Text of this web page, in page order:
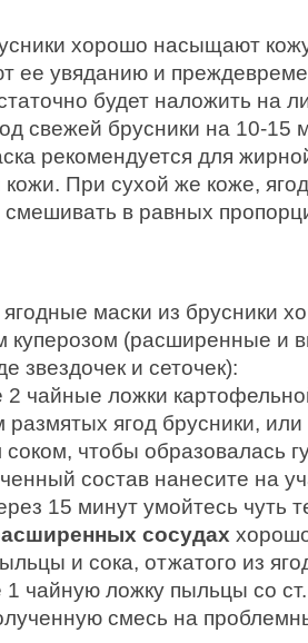
хорошо насыщают
ее увяданию и
будет наложить на
свежей брусники на 10-15
рекомендуется для
При сухой же коже,
в равных
маски из брусники
куперозом (расширенные и
звездочек и сеточек):
чайные ложки
размятых ягод брусники,
чтобы образовалась
состав нанесите на
15 минут умойтесь чуть
сосудах
и сока, отжатого из
чайную ложку пыльцы со
смесь на